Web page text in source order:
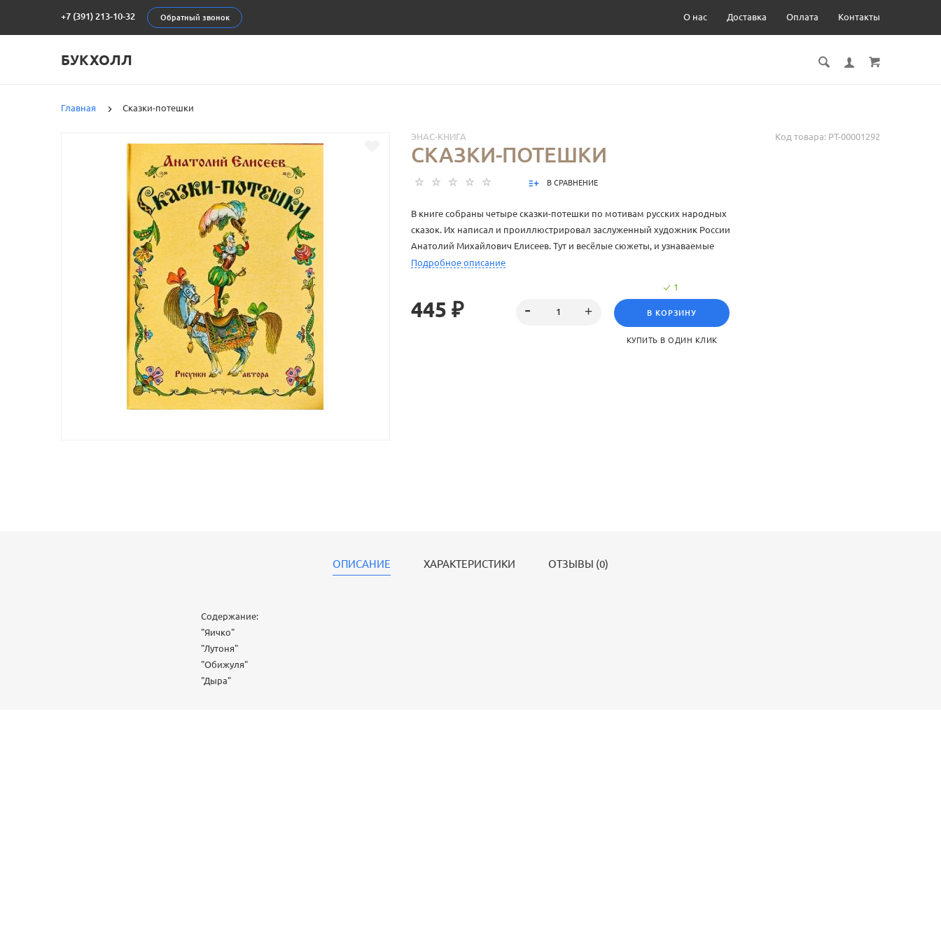
+7 (391) 213-10-32 Обратный звонок О нас Доставка Оплата Контакты
БУКХОЛЛ
Главная Сказки-потешки
Код товара: РТ-00001292
ЭНАС-КНИГА
СКАЗКИ-ПОТЕШКИ
В СРАВНЕНИЕ
В книге собраны четыре сказки-потешки по мотивам русских народных
сказок. Их написал и проиллюстрировал заслуженный художник России
Анатолий Михайлович Елисеев. Тут и весёлые сюжеты, и узнаваемые
русские образы, и тонкая ирония и, конечно же, великолепные
Подробное описание
445 ₽
1
В КОРЗИНУ
КУПИТЬ В ОДИН КЛИК
ОПИСАНИЕ ХАРАКТЕРИСТИКИ ОТЗЫВЫ (0)
Содержание:
"Яичко"
"Лутоня"
"Обижуля"
"Дыра"